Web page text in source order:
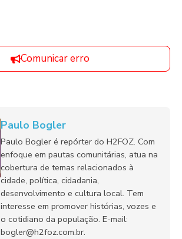
Comunicar erro
Paulo Bogler
Paulo Bogler é repórter do H2FOZ. Com
enfoque em pautas comunitárias, atua na
cobertura de temas relacionados à
cidade, política, cidadania,
desenvolvimento e cultura local. Tem
interesse em promover histórias, vozes e
o cotidiano da população. E-mail:
bogler@h2foz.com.br.